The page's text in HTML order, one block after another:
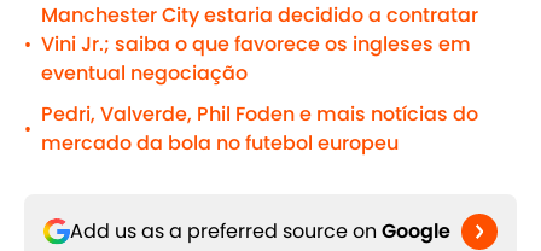
•
Manchester City estaria decidido a contratar
Vini Jr.; saiba o que favorece os ingleses em
eventual negociação
•
Pedri, Valverde, Phil Foden e mais notícias do
mercado da bola no futebol europeu
Add us as a preferred source on Google